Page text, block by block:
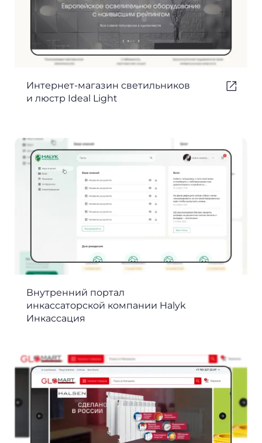
Интернет-магазин светильников
и люстр Ideal Light
Внутренний портал
инкассаторской компании Halyk
Инкассация